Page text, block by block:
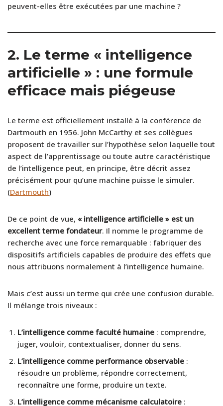
peuvent-elles être exécutées par une machine ?
2. Le terme « intelligence
artificielle » : une formule
efficace mais piégeuse
Le terme est officiellement installé à la conférence de
Dartmouth en 1956. John McCarthy et ses collègues
proposent de travailler sur l’hypothèse selon laquelle tout
aspect de l’apprentissage ou toute autre caractéristique
de l’intelligence peut, en principe, être décrit assez
précisément pour qu’une machine puisse le simuler.
(Dartmouth)
De ce point de vue, « intelligence artificielle » est un
excellent terme fondateur. Il nomme le programme de
recherche avec une force remarquable : fabriquer des
dispositifs artificiels capables de produire des effets que
nous attribuons normalement à l’intelligence humaine.
Mais c’est aussi un terme qui crée une confusion durable.
Il mélange trois niveaux :
L’intelligence comme faculté humaine : comprendre,
juger, vouloir, contextualiser, donner du sens.
L’intelligence comme performance observable :
résoudre un problème, répondre correctement,
reconnaître une forme, produire un texte.
L’intelligence comme mécanisme calculatoire :